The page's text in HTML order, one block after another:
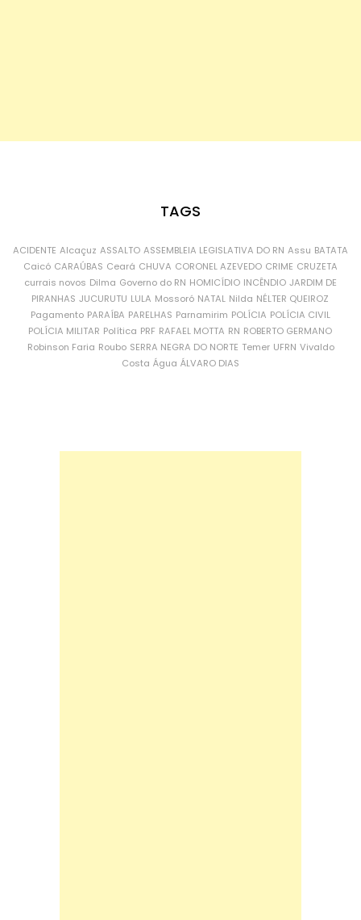
TAGS
ACIDENTE Alcaçuz ASSALTO ASSEMBLEIA LEGISLATIVA DO RN Assu BATATA
Caicó CARAÚBAS Ceará CHUVA CORONEL AZEVEDO CRIME CRUZETA
currais novos Dilma Governo do RN HOMICÍDIO INCÊNDIO JARDIM DE
PIRANHAS JUCURUTU LULA Mossoró NATAL Nilda NÉLTER QUEIROZ
Pagamento PARAÍBA PARELHAS Parnamirim POLÍCIA POLÍCIA CIVIL
POLÍCIA MILITAR Política PRF RAFAEL MOTTA RN ROBERTO GERMANO
Robinson Faria Roubo SERRA NEGRA DO NORTE Temer UFRN Vivaldo
Costa Água ÁLVARO DIAS